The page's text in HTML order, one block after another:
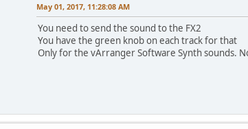
May 01, 2017, 11:28:08 AM
You need to send the sound to the FX2
You have the green knob on each track for that
Only for the vArranger Software Synth sounds.